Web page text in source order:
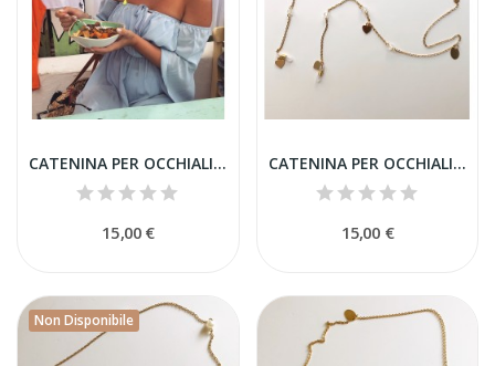
CATENINA PER OCCHIALI CON NAPPINE
15,00 €
CATENINA PER OCCHIALI CON PIETRE COLORATE E CUORI
15,00 €
Non Disponibile